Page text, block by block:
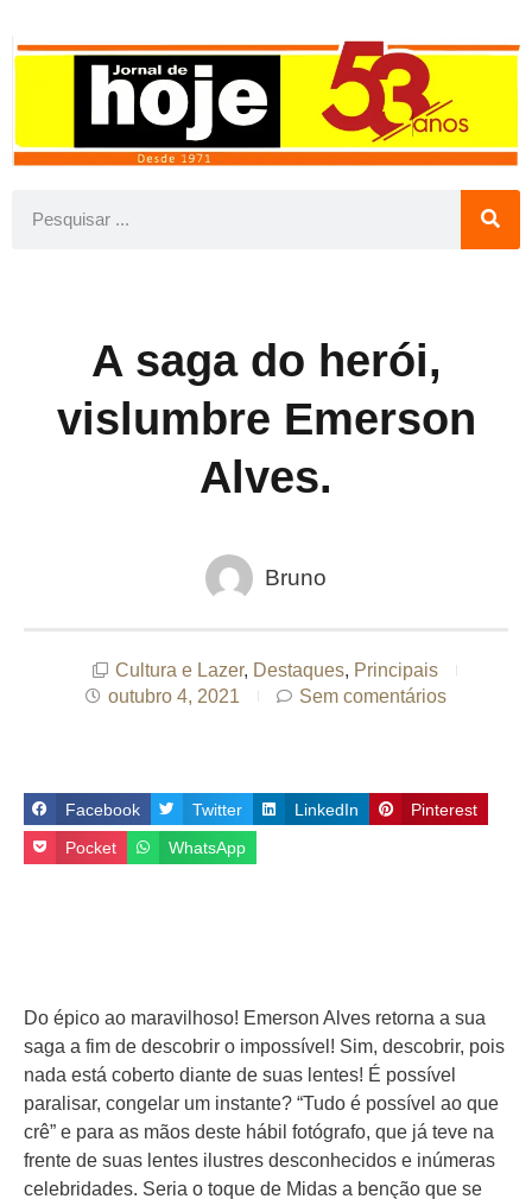
A saga do herói,
vislumbre Emerson
Alves.
Bruno
Cultura e Lazer, Destaques, Principais
outubro 4, 2021
Sem comentários
Facebook Twitter LinkedIn Pinterest
Pocket WhatsApp
Do épico ao maravilhoso! Emerson Alves retorna a sua
saga a fim de descobrir o impossível! Sim, descobrir, pois
nada está coberto diante de suas lentes! É possível
paralisar, congelar um instante? “Tudo é possível ao que
crê” e para as mãos deste hábil fotógrafo, que já teve na
frente de suas lentes ilustres desconhecidos e inúmeras
celebridades. Seria o toque de Midas a benção que se